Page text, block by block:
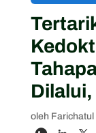
Dilalui,
oleh Farichatul